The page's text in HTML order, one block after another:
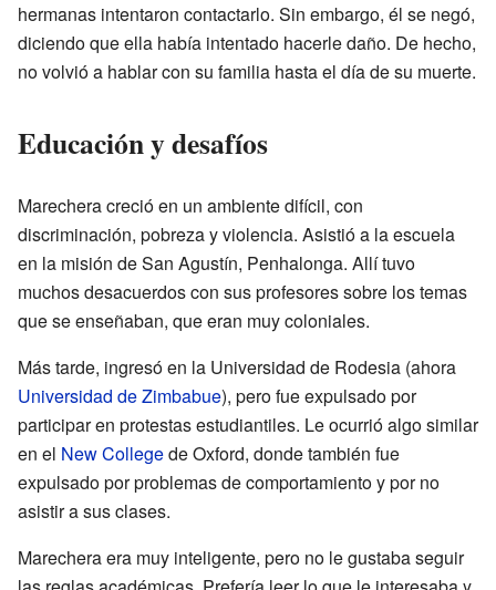
hermanas intentaron contactarlo. Sin embargo, él se negó,
diciendo que ella había intentado hacerle daño. De hecho,
no volvió a hablar con su familia hasta el día de su muerte.
Educación y desafíos
Marechera creció en un ambiente difícil, con
discriminación, pobreza y violencia. Asistió a la escuela
en la misión de San Agustín, Penhalonga. Allí tuvo
muchos desacuerdos con sus profesores sobre los temas
que se enseñaban, que eran muy coloniales.
Más tarde, ingresó en la Universidad de Rodesia (ahora
Universidad de Zimbabue), pero fue expulsado por
participar en protestas estudiantiles. Le ocurrió algo similar
en el New Collegede Oxford, donde también fue
expulsado por problemas de comportamiento y por no
asistir a sus clases.
Marechera era muy inteligente, pero no le gustaba seguir